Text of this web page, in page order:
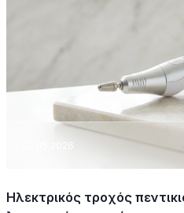
Ηλεκτρικός τροχός